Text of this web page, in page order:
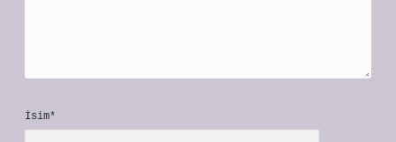
İsim*